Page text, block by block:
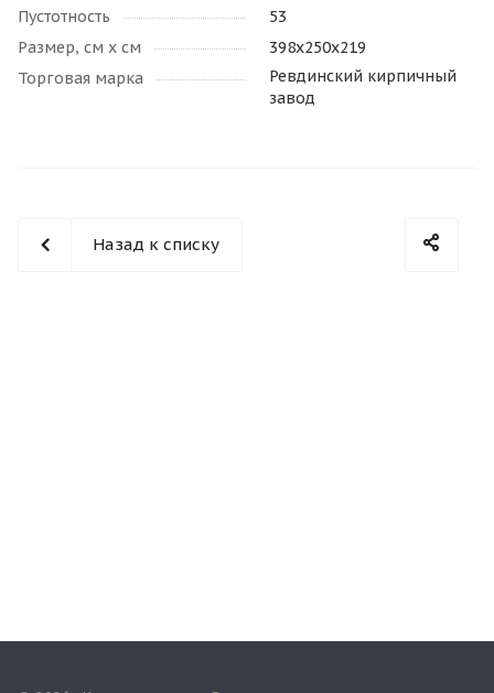
Пустотность
53
Размер, см х см
398х250х219
Торговая марка
Ревдинский кирпичный
завод
Назад к списку